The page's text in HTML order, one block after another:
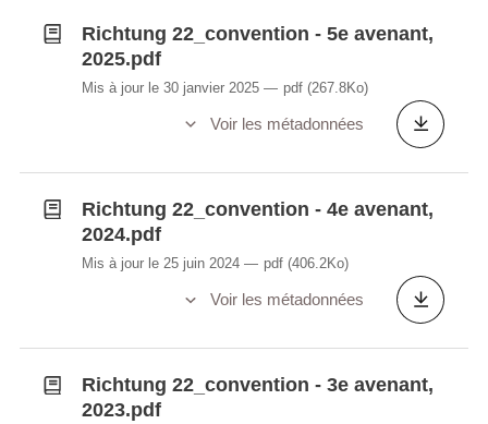
Richtung 22_convention - 5e avenant,
2025.pdf
Mis à jour le 30 janvier 2025 pdf (267.8Ko)
Voir les métadonnées
Richtung 22_convention - 4e avenant,
2024.pdf
Mis à jour le 25 juin 2024 pdf (406.2Ko)
Voir les métadonnées
Richtung 22_convention - 3e avenant,
2023.pdf